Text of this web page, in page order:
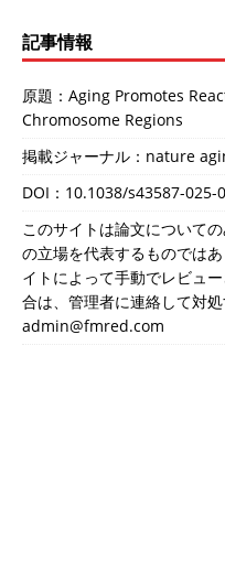
記事情報
原題：Aging Promotes
Chromosome Regions
掲載ジャーナル：nature
DOI： 10.1038/s43587-025-
このサイトは論文について
の立場を代表するものでは
イトによって手動でレビュ
合は、管理者に連絡して対
admin@fmred.com